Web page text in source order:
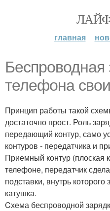
главная
Беспроводная
телефона
Принцип работы такой
достаточно прост. Роль
передающий контур, само
контуров - передатчика и
Приемный контур (плоская
телефоне, передатчик
подставки, внутрь
катушка.
Cхема беспроводной